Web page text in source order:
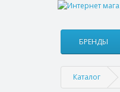
БРЕНДЫ
Каталог